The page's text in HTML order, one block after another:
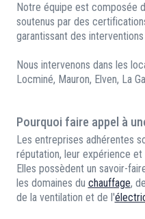
Notre équipe est composée
soutenus par des
garantissant des
Nous intervenons dans les
Locminé, Mauron, Elven, La
Pourquoi faire appel à
Les entreprises adhérentes
réputation, leur expérience
Elles possèdent un savoir-
les domaines du chauffage,
de la ventilation et de l'